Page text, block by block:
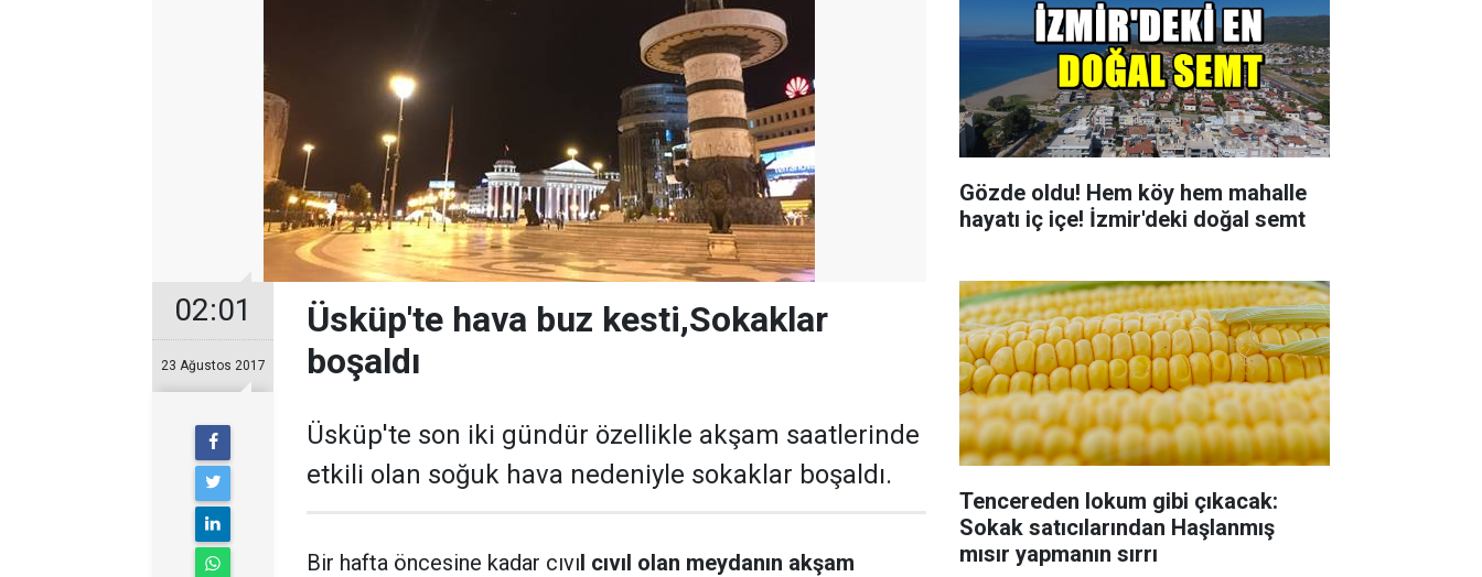
02:01
23 Ağustos 2017
Üsküp'te hava buz kesti,Sokaklar
boşaldı
Üsküp'te son iki gündür özellikle akşam saatlerinde
etkili olan soğuk hava nedeniyle sokaklar boşaldı.
Bir hafta öncesine kadar cıvıl cıvıl olan meydanın akşam
Gözde oldu! Hem köy hem mahalle
hayatı iç içe! İzmir'deki doğal semt
Tencereden lokum gibi çıkacak:
Sokak satıcılarından Haşlanmış
mısır yapmanın sırrı